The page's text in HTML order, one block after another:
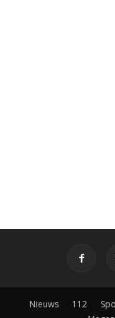
Nieuws 112